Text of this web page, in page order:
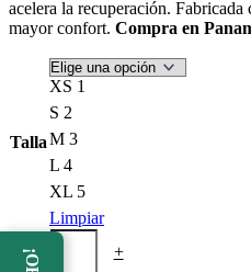
acelera la recuperación.
mayor confort. Compra en
Talla
XS 1
S 2
M 3
L 4
XL 5
Limpiar
-
Faja
Abdominal
+